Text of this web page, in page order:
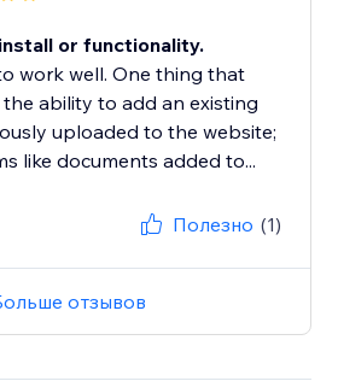
or functionality.
work well. One thing that
ability to add an existing
uploaded to the website;
like documents added to...
Полезно (1)
отзывов